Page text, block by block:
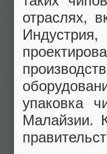
отраслях,
Индустрия,
упаковка
Малайзии.